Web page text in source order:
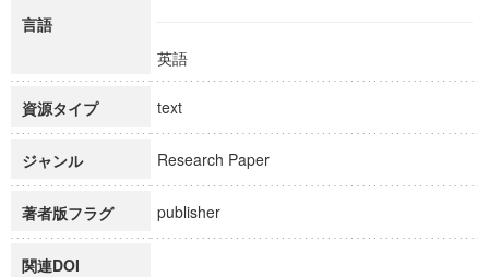
言語
英語
資源タイプ text
ジャンル Research Paper
著者版フラグ publisher
関連DOI